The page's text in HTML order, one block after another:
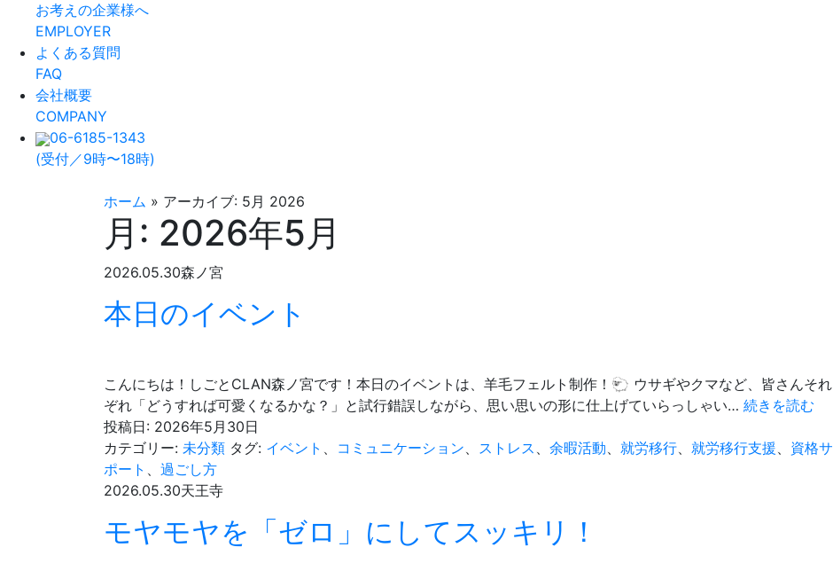
お考えの企業様へ
EMPLOYER
よくある質問
FAQ
会社概要
COMPANY
06-6185-1343
(受付／9時〜18時)
ホーム » アーカイブ: 5月 2026
月: 2026年5月
2026.05.30森ノ宮
本日のイベント
こんにちは！しごとCLAN森ノ宮です！本日のイベントは、羊毛フェルト制作！🐑 ウサギやクマなど、皆さんそれ
ぞれ「どうすれば可愛くなるかな？」と試行錯誤しながら、思い思いの形に仕上げていらっしゃい… 続きを読む
の
投稿日: 2026年5月30日
カテゴリー: 未分類 タグ: イベント 、 コミュニケーション、 ストレス 、 余暇活動、 就労移行、 就労移行支援、 資格サ
ポート 、 過ごし方
2026.05.30天王寺
モヤモヤを「ゼロ」にしてスッキリ！